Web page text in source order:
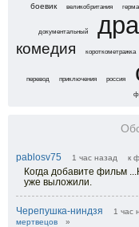
боевик великобритания
документальный
комедия короткометражка
перевод приключения россия
pablosv75 1 час назад к
Когда добавите фильм
уже выложили.
Черепушка-ниндзя 1 час
мертвецов
»